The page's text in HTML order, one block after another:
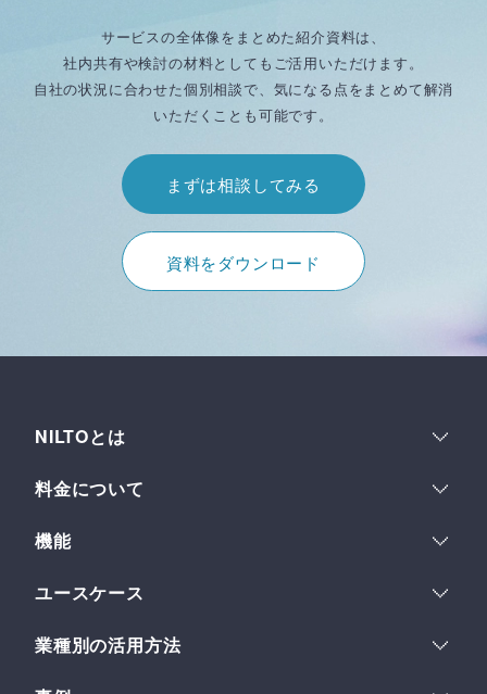
サービスの全体像をまとめた紹介資料は、
社内共有や検討の材料としてもご活用いただけます。
自社の状況に合わせた個別相談で、気になる点をまとめて解消
いただくことも可能です。
まずは相談してみる
資料をダウンロード
NILTOとは
運用体験
多数ウェブサイト管理
セキュリティ
ストーリーとビジョン
料金について
料金プラン
機能
フィールドセット
ユースケース
多言語サイト
イントラネット
LP運用
業種別の活用方法
IPコンテンツホルダー